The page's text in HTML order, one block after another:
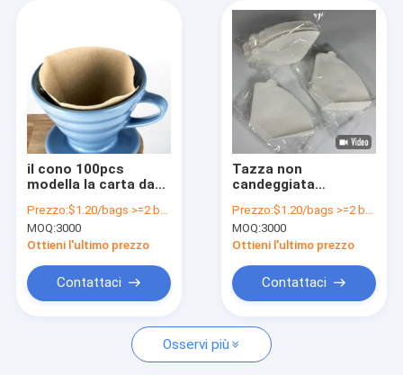
Circa noi
Giro della fabbrica
Controllo di qualità
Richieda una citazione
Carte da filtro del caffè
Filtro da caffè a forma di V
il cono 100pcs
modella la carta da
americano per 1 - 2/2
- 4 tazze
Prezzo:$1.20/bags >=2 bags
MOQ:3000
Ottieni l'ultimo prezzo
Contattaci
Tazza non
candeggiata
filtrante di caffè del
cono 8 - 12
Prezzo:$1.20/bags >=2 bags
MOQ:3000
Ottieni l'ultimo prezzo
Contattaci
Osservi più